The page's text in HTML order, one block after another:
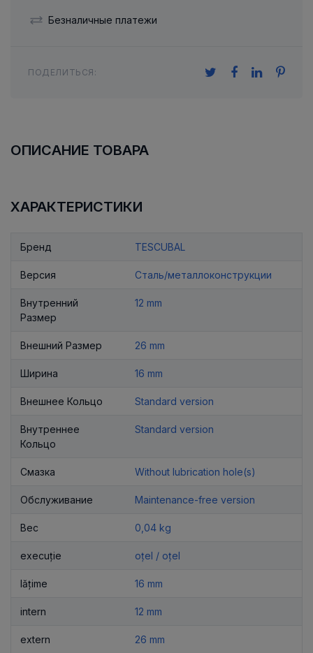
Безналичные платежи
ПОДЕЛИТЬСЯ:
ОПИСАНИЕ ТОВАРА
ХАРАКТЕРИСТИКИ
Бренд TESCUBAL
Версия Сталь/металлоконструкции
Внутренний
Размер
12 mm
Внешний Размер 26 mm
Ширина 16 mm
Внешнее Кольцо Standard version
Внутреннее
Кольцо
Standard version
Смазка Without lubrication hole(s)
Обслуживание Maintenance-free version
Вес 0,04 kg
execuție oțel / oțel
lățime 16 mm
intern 12 mm
extern 26 mm